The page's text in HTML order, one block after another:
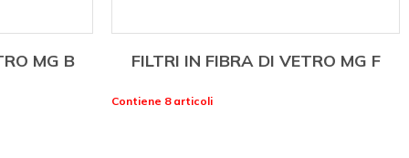
MG B FILTRI IN FIBRA DI VETRO MG F
Contiene 8 articoli